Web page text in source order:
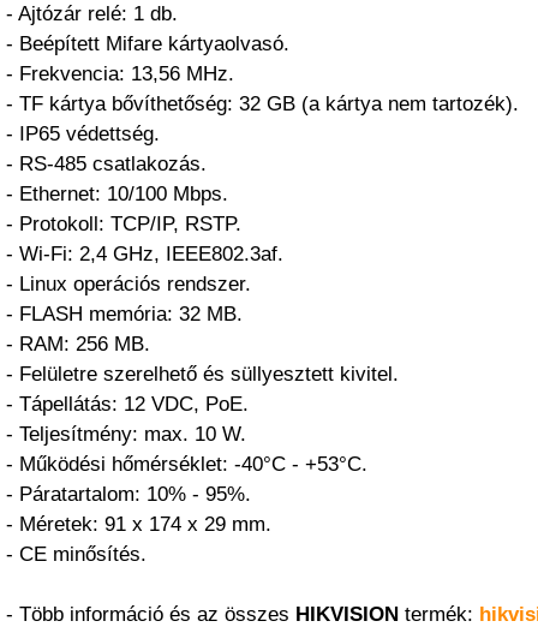
- Ajtózár relé: 1 db.
- Beépített Mifare kártyaolvasó.
- Frekvencia: 13,56 MHz.
- TF kártya bővíthetőség: 32 GB (a kártya nem tartozék).
- IP65 védettség.
- RS-485 csatlakozás.
- Ethernet: 10/100 Mbps.
- Protokoll: TCP/IP, RSTP.
- Wi-Fi: 2,4 GHz, IEEE802.3af.
- Linux operációs rendszer.
- FLASH memória: 32 MB.
- RAM: 256 MB.
- Felületre szerelhető és süllyesztett kivitel.
- Tápellátás: 12 VDC, PoE.
- Teljesítmény: max. 10 W.
- Működési hőmérséklet: -40°C - +53°C.
- Páratartalom: 10% - 95%.
- Méretek: 91 x 174 x 29 mm.
- CE minősítés.
- Több információ és az összes HIKVISION termék: